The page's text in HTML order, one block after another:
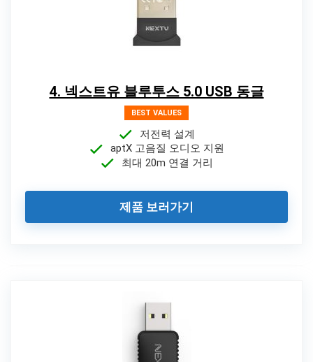
4. 넥스트유 블루투스 5.0 USB 동글
BEST VALUES
저전력 설계
aptX 고음질 오디오 지원
최대 20m 연결 거리
제품 보러가기